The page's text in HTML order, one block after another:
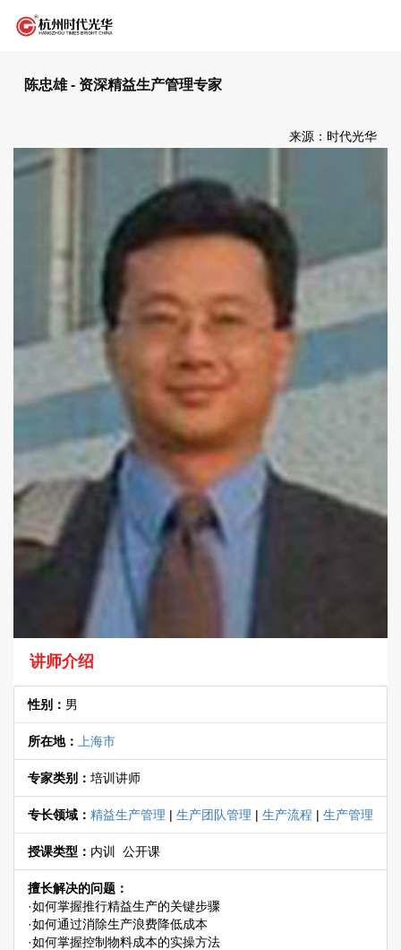
陈忠雄 - 资深精益生产管理专家
来源：时代光华
讲师介绍
性别： 男
所在地： 上海市
专家类别： 培训讲师
专长领域： 精益生产管理 | 生产团队管理 | 生产流程 | 生产管理
授课类型： 内训 公开课
擅长解决的问题：
·如何掌握推行精益生产的关键步骤
·如何通过消除生产浪费降低成本
·如何掌握控制物料成本的实操方法